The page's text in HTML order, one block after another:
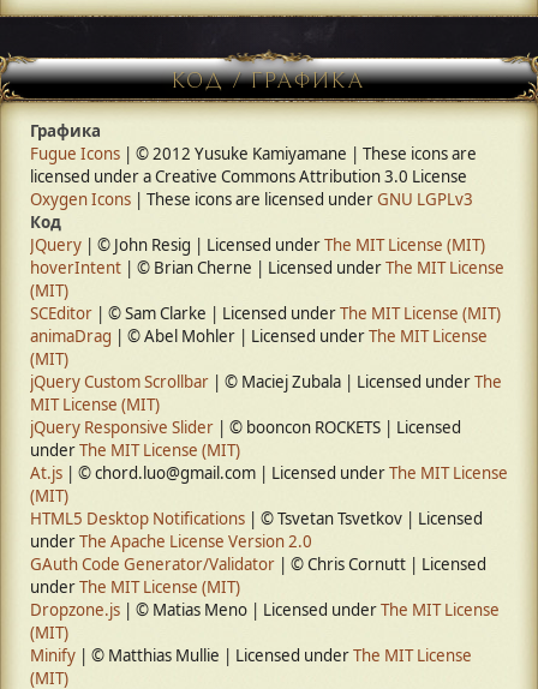
КОД / ГРАФИКА
Графика
Fugue Icons | © 2012 Yusuke Kamiyamane | These icons are
licensed under a Creative Commons Attribution 3.0 License
Oxygen Icons | These icons are licensed underGNU LGPLv3
Код
JQuery | © John Resig | Licensed underThe MIT License (MIT)
hoverIntent | © Brian Cherne | Licensed underThe MIT License
(MIT)
SCEditor | © Sam Clarke | Licensed underThe MIT License (MIT)
animaDrag | © Abel Mohler | Licensed underThe MIT License
(MIT)
jQuery Custom Scrollbar | © Maciej Zubala | Licensed underThe
MIT License (MIT)
jQuery Responsive Slider | © booncon ROCKETS | Licensed
underThe MIT License (MIT)
At.js | © chord.luo@gmail.com | Licensed underThe MIT License
(MIT)
HTML5 Desktop Notifications | © Tsvetan Tsvetkov | Licensed
underThe Apache License Version 2.0
GAuth Code Generator/Validator | © Chris Cornutt | Licensed
underThe MIT License (MIT)
Dropzone.js | © Matias Meno | Licensed underThe MIT License
(MIT)
Minify | © Matthias Mullie | Licensed underThe MIT License
(MIT)